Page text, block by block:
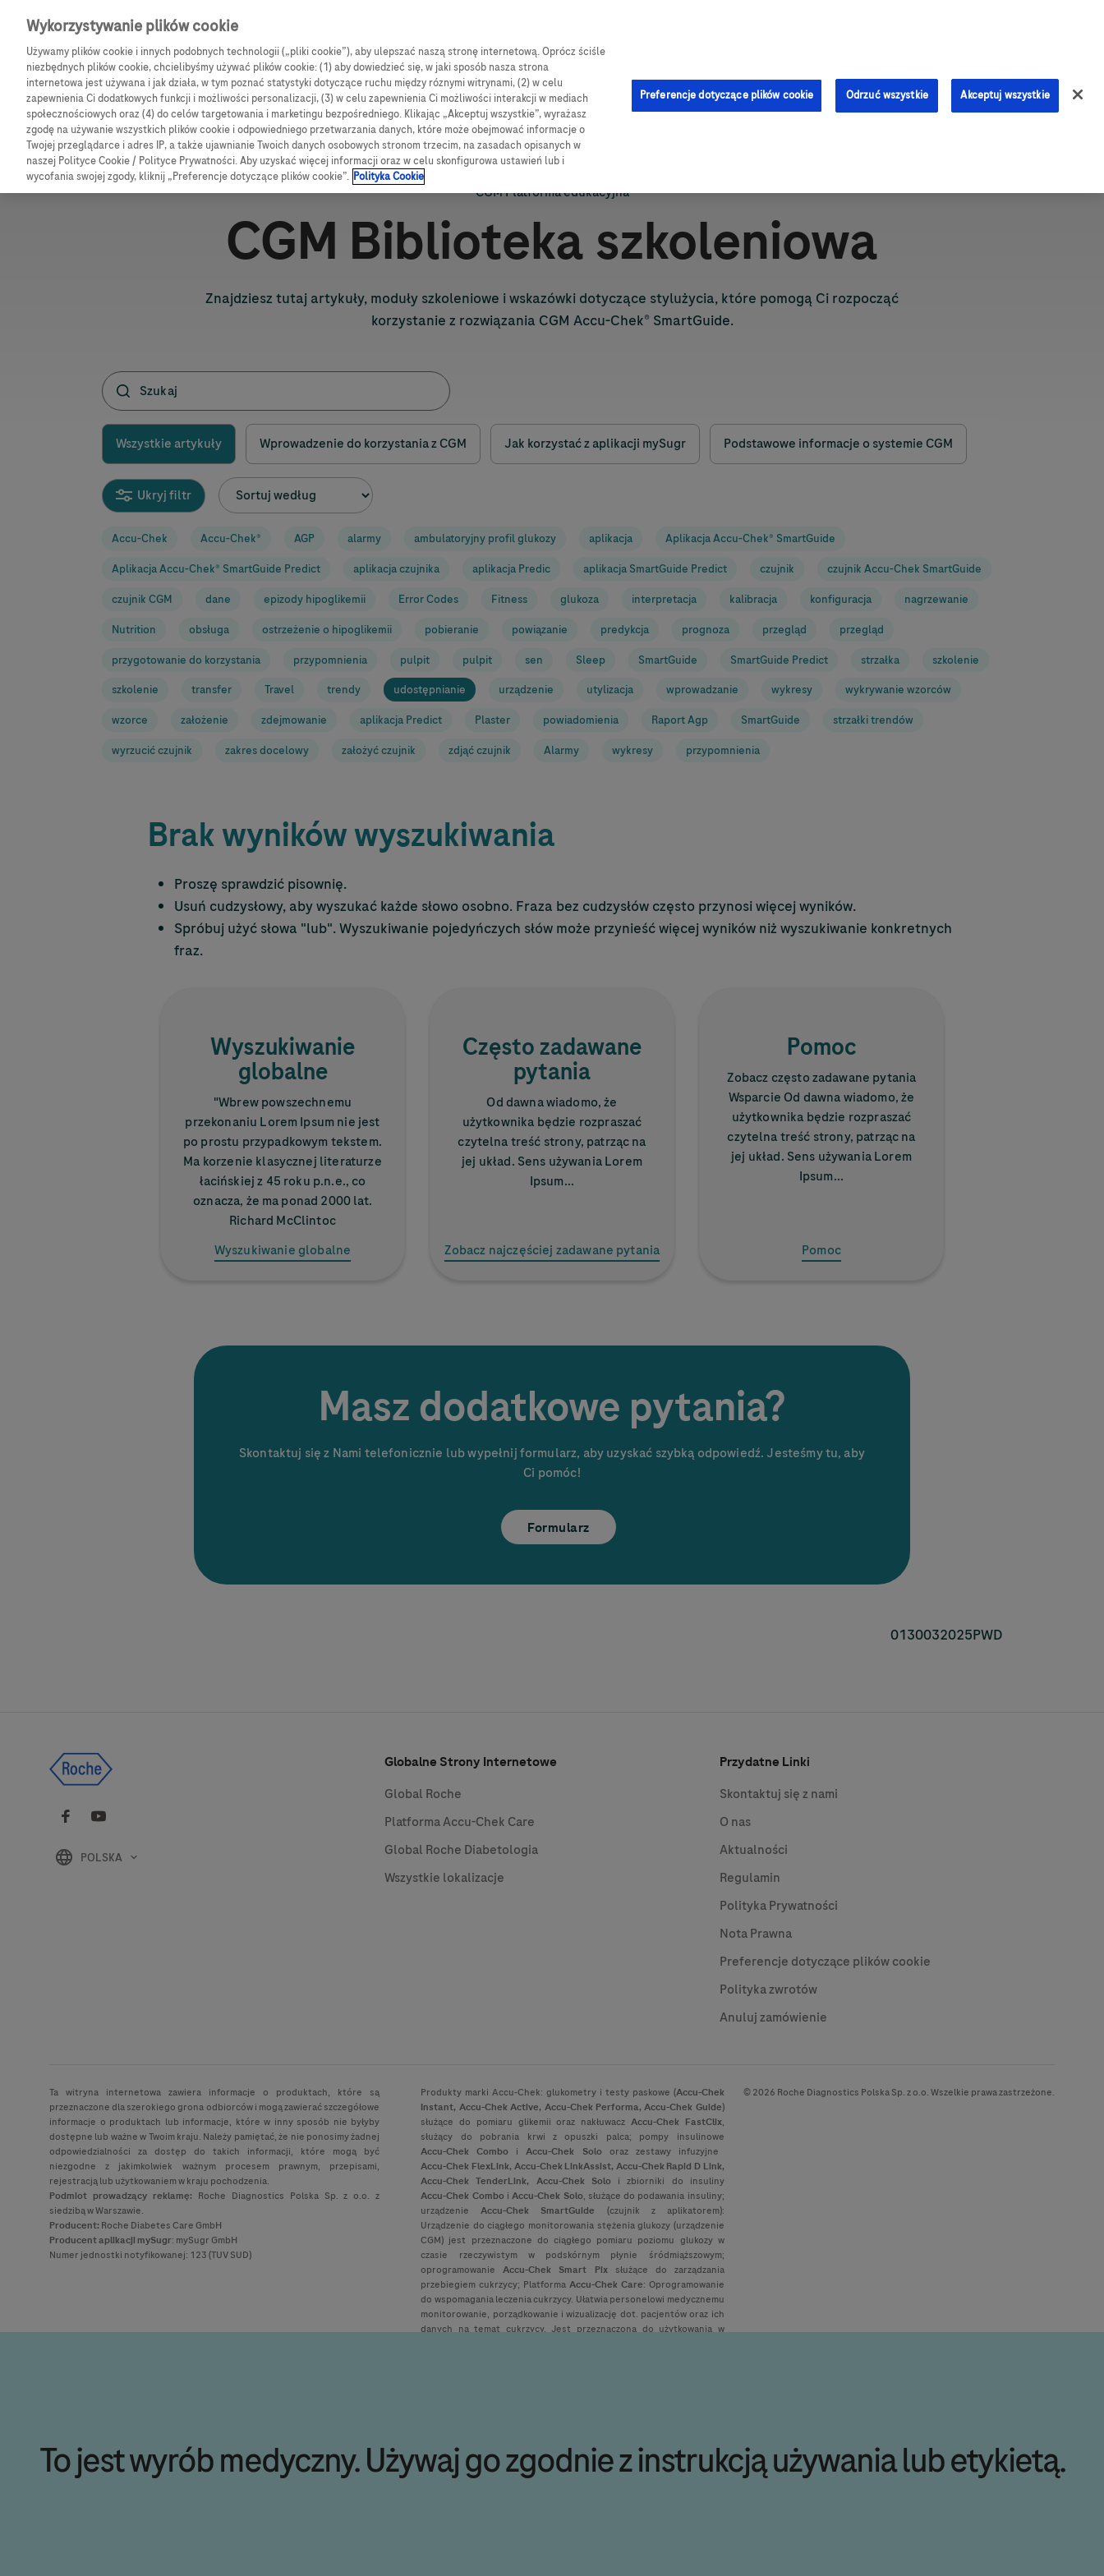
Skip navigation
CGM Produkty Blog Obsługa i pomoc Kontakt
Ścieżka nawigacyjna
Strona Główna Accu-ChekSmartGuide Udostępnianie
CGM Platforma edukacyjna
CGM Biblioteka szkoleniowa
Znajdziesz tutaj artykuły, moduły szkoleniowe i wskazówki dotyczące stylużycia, które pomogą Ci rozpocząć
korzystanie z rozwiązania CGM Accu-Chek® SmartGuide.
Wszystkie artykuły Wprowadzenie do korzystania z CGM Jak korzystać z aplikacji mySugr Podstawowe informacje o systemie CGM
Ukryj filtr
Accu-Chek Accu-Chek® AGP alarmy ambulatoryjny profil glukozy aplikacja AplikacjaAccu-Chek® SmartGuide
AplikacjaAccu-Chek® SmartGuide Predict aplikacja czujnika aplikacja Predic aplikacja SmartGuide Predict czujnik czujnik Accu-Chek SmartGuide
czujnik CGM
dane epizody hipoglikemii Error Codes Fitness glukoza interpretacja kalibracja konfiguracja
nagrzewanie
Nutrition
obsługa ostrzeżenie o hipoglikemii pobieranie powiązanie predykcja prognoza przegląd
przegląd
przygotowanie do korzystania
przypomnienia pulpit pulpit sen Sleep SmartGuide SmartGuide Predict strzałka
szkolenie
szkolenie
transfer Travel trendy udostępnianie urządzenie utylizacja wprowadzanie wykresy
wykrywanie wzorców
wzorce
założenie zdejmowanie aplikacja Predict Plaster powiadomienia Raport Agp SmartGuide
strzałki trendów
wyrzucić czujnik
zakres docelowy założyć czujnik zdjąć czujnik Alarmy wykresy przypomnienia
Brak wyników wyszukiwania
Proszę sprawdzić pisownię.
Usuń cudzysłowy, aby wyszukać każde słowo osobno. Fraza bez cudzysłów często przynosi więcej wyników.
Spróbuj użyć słowa "lub". Wyszukiwanie pojedyńczych słów może przynieść więcej wyników niż wyszukiwanie konkretnych
fraz.
Wyszukiwanie
globalne
"Wbrew powszechnemu
przekonaniu Lorem Ipsum nie jest
po prostu przypadkowym tekstem.
Ma korzenie klasycznej literaturze
łacińskiej z 45 roku p.n.e., co
oznacza, że ma ponad 2000 lat.
Richard McClintoc
Wyszukiwanie globalne
Często zadawane
pytania
Od dawna wiadomo, że
użytkownika będzie rozpraszać
czytelna treść strony, patrząc na
jej układ. Sens używania Lorem
Ipsum...
Zobacz najczęściej zadawane pytania
Pomoc
Zobacz często zadawane pytania
Wsparcie Od dawna wiadomo, że
użytkownika będzie rozpraszać
czytelna treść strony, patrząc na
jej układ. Sens używania Lorem
Ipsum...
Pomoc
Masz dodatkowe pytania?
Skontaktuj się z Nami telefonicznie lub wypełnij formularz, aby uzyskać szybką odpowiedź. Jesteśmy tu, aby
Ci pomóc!
Formularz
0130032025PWD
POLSKA
Globalne Strony Internetowe
Global Roche
PlatformaAccu-Chek Care
Global Roche Diabetologia
Wszystkie lokalizacje
Przydatne Linki
Skontaktuj się z nami
O nas
Aktualności
Regulamin
Polityka Prywatności
Nota Prawna
Preferencje dotyczące plików cookie
Polityka zwrotów
Anuluj zamówienie
Ta witryna internetowa zawiera informacje o produktach, które są
przeznaczone dla szerokiego grona odbiorców i mogą zawierać szczegółowe
informacje o produktach lub informacje, które w inny sposób nie byłyby
dostępne lub ważne w Twoim kraju. Należy pamiętać, że nie ponosimy żadnej
odpowiedzialności za dostęp do takich informacji, które mogą być
niezgodne z jakimkolwiek ważnym procesem prawnym, przepisami,
rejestracją lub użytkowaniem w kraju pochodzenia.
Podmiot prowadzący reklamę: Roche Diagnostics Polska Sp. z o.o. z
siedzibą w Warszawie.
Producent: Roche Diabetes Care GmbH
Producentaplikacji mySugr: mySugr GmbH
Numer jednostki notyfikowanej: 123 (TUV SUD)
Produkty markiAccu-Chek: glukometry i testy paskowe (Accu-Chek
Instant, Accu-ChekActive, Accu-ChekPerforma,Accu-Chek Guide)
służące do pomiaru glikemii oraz nakłuwacz Accu-ChekFastClix,
służący do pobrania krwi z opuszki palca; pompy insulinowe
Accu-Chek Combo iAccu-Chek Solo oraz zestawy infuzyjne
Accu-Chek FlexLink, Accu-ChekLinkAssist, Accu-ChekRapid D Link,
Accu-Chek TenderLink, Accu-ChekSolo i zbiorniki do insuliny
Accu-Chek Combo iAccu-Chek Solo, służące do podawania insuliny;
urządzenieAccu-Chek SmartGuide (czujnik z aplikatorem):
Urządzenie do ciągłego monitorowania stężenia glukozy (urządzenie
CGM) jest przeznaczone do ciągłego pomiaru poziomu glukozy w
czasie rzeczywistym w podskórnym płynie śródmiąższowym;
oprogramowanieAccu-Chek Smart Pixsłużące do zarządzania
przebiegiem cukrzycy; Platforma Accu-ChekCare: Oprogramowanie
do wspomagania leczenia cukrzycy. Ułatwia personelowi medycznemu
monitorowanie, porządkowanie i wizualizację dot. pacjentów oraz ich
danych na temat cukrzycy. Jest przeznaczona do użytkowania w
osoby z cukrzycą. Wszystkie wymienione produkty są wyrobami
medycznymi. Szczegółowe informacje na temat produktów znajdują
się w instrukcji używania dołączonej do odpowiedniego wyrobu.
© 2026 Roche Diagnostics Polska Sp. z o.o. Wszelkie prawa zastrzeżone.
To jest wyrób medyczny. Używaj go zgodnie z instrukcją używania lub etykietą.
Wykorzystywanie plików cookie
Używamy plików cookie i innych podobnych technologii („pliki cookie”), aby ulepszać naszą stronę internetową. Oprócz ściśle
niezbędnych plików cookie, chcielibyśmy używać plików cookie: (1) aby dowiedzieć się, w jaki sposób nasza strona
internetowa jest używana i jak działa, w tym poznać statystyki dotyczące ruchu między róznymi witrynami, (2) w celu
zapewnienia Ci dodatkowych funkcji i możliwości personalizacji, (3) w celu zapewnienia Ci możliwości interakcji w mediach
społecznościowych oraz (4) do celów targetowania i marketingu bezpośredniego. Klikając „Akceptuj wszystkie”, wyrażasz
zgodę na używanie wszystkich plików cookie i odpowiedniego przetwarzania danych, które może obejmować informacje o
Twojej przeglądarce i adres IP, a także ujawnianie Twoich danych osobowych stronom trzecim, na zasadach opisanych w
naszej Polityce Cookie / Polityce Prywatności. Aby uzyskać więcej informacji oraz w celu skonfigurowa ustawień lub i
wycofania swojej zgody, kliknij „Preferencje dotyczące plików cookie”. Polityka Cookie
Preferencje dotyczące plików cookie Odrzuć wszystkie Akceptuj wszystkie